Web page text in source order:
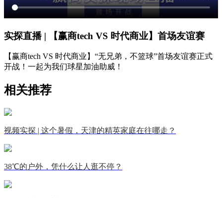
实探直播 | 【赢商tech VS 时代商业】首场友谊赛
【赢商tech VS 时代商业】“无兄弟，不篮球”首场友谊赛正式
开战！一起为我们球星加油助威！
相关推荐
视频实探 | 这个暑假，天津的精英家庭在往哪走？
38℃的户外，凭什么让人逛不停？